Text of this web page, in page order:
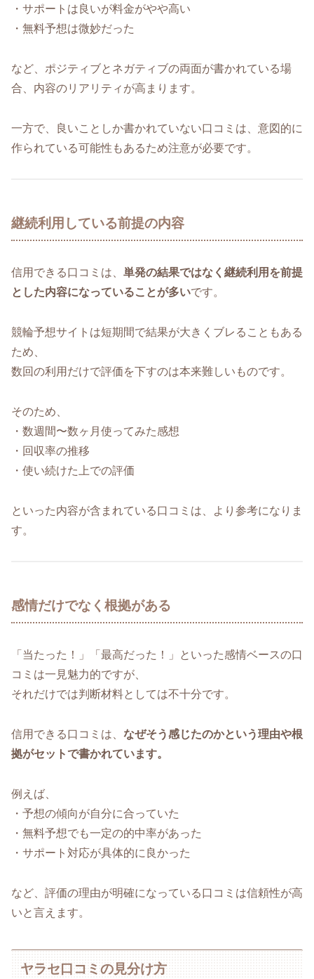
・サポートは良いが料金がやや高い
・無料予想は微妙だった
など、ポジティブとネガティブの両面が書かれている場
合、内容のリアリティが高まります。
一方で、良いことしか書かれていない口コミは、意図的に
作られている可能性もあるため注意が必要です。
継続利用している前提の内容
信用できる口コミは、 単発の結果ではなく継続利用を前提
とした内容になっていることが多いです。
競輪予想サイトは短期間で結果が大きくブレることもある
ため、
数回の利用だけで評価を下すのは本来難しいものです。
そのため、
・数週間〜数ヶ月使ってみた感想
・回収率の推移
・使い続けた上での評価
といった内容が含まれている口コミは、より参考になりま
す。
感情だけでなく根拠がある
「当たった！」「最高だった！」といった感情ベースの口
コミは一見魅力的ですが、
それだけでは判断材料としては不十分です。
信用できる口コミは、 なぜそう感じたのかという理由や根
拠がセットで書かれています。
例えば、
・予想の傾向が自分に合っていた
・無料予想でも一定の的中率があった
・サポート対応が具体的に良かった
など、評価の理由が明確になっている口コミは信頼性が高
いと言えます。
ヤラセ口コミの見分け方